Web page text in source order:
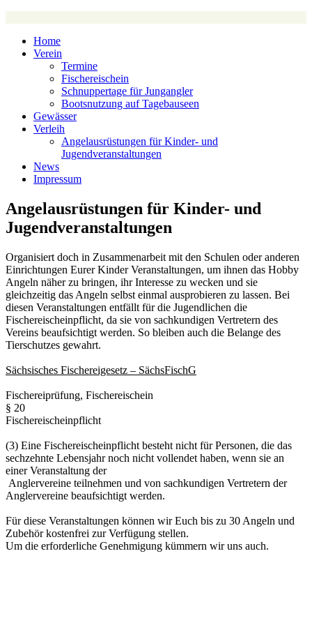
Home
Verein
Termine
Fischereischein
Schnuppertage für Jungangler
Bootsnutzung auf Tagebauseen
Gewässer
Verleih
Angelausrüstungen für Kinder- und
Jugendveranstaltungen
News
Impressum
Angelausrüstungen für Kinder- und
Jugendveranstaltungen
Organisiert doch in Zusammenarbeit mit den Schulen oder anderen
Einrichtungen Eurer Kinder Veranstaltungen, um ihnen das Hobby
Angeln näher zu bringen, ihr Interesse zu wecken und sie
gleichzeitig das Angeln selbst einmal ausprobieren zu lassen. Bei
diesen Veranstaltungen entfällt für die Jugendlichen die
Fischereischeinpflicht, da sie von sachkundigen Vertretern des
Vereins beaufsichtigt werden. So bleiben auch die Belange des
Tierschutzes gewahrt.
Sächsisches Fischereigesetz – SächsFischG
Fischereiprüfung, Fischereischein
§ 20
Fischereischeinpflicht
(3) Eine Fischereischeinpflicht besteht nicht für Personen, die das
sechzehnte Lebensjahr noch nicht vollendet haben, wenn sie an
einer Veranstaltung der
Anglervereine teilnehmen und von sachkundigen Vertretern der
Anglervereine beaufsichtigt werden.
Für diese Veranstaltungen können wir Euch bis zu 30 Angeln und
Zubehör kostenfrei zur Verfügung stellen.
Um die erforderliche Genehmigung kümmern wir uns auch.